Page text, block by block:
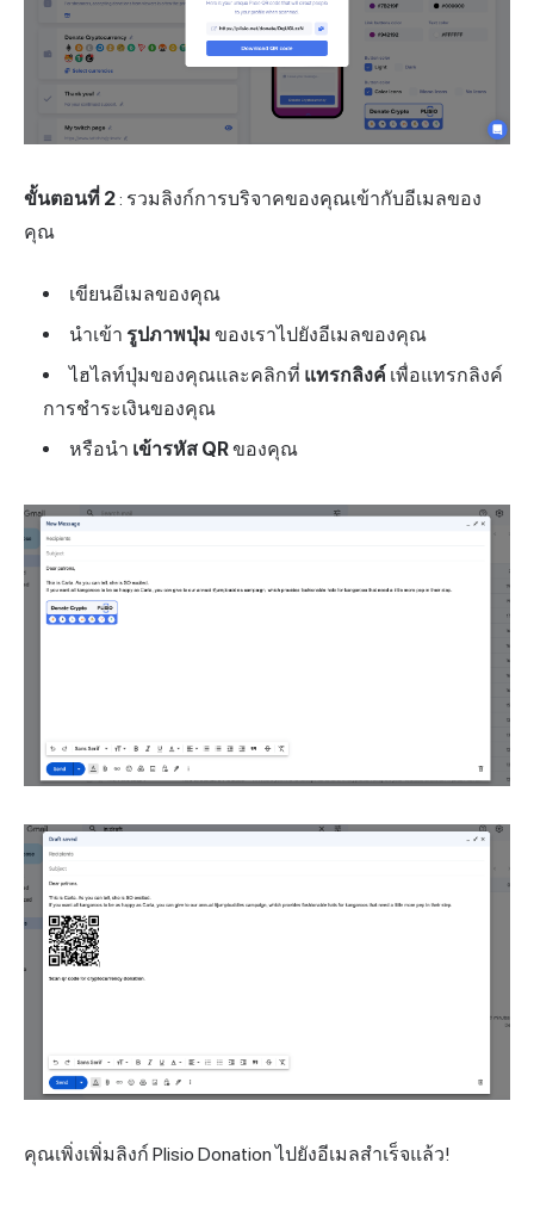
ขั้นตอนที่ 2: รวมลิงก์การบริจาคของคุณเข้ากับอีเมลของ
คุณ
เขียนอีเมลของคุณ
นำเข้า รูปภาพปุ่ม ของเราไปยังอีเมลของคุณ
ไฮไลท์ปุ่มของคุณและคลิกที่ แทรกลิงค์ เพื่อแทรกลิงค์
การชำระเงินของคุณ
หรือนำ เข้ารหัส QRของคุณ
คุณเพิ่งเพิ่มลิงก์ Plisio Donation ไปยังอีเมลสำเร็จแล้ว!